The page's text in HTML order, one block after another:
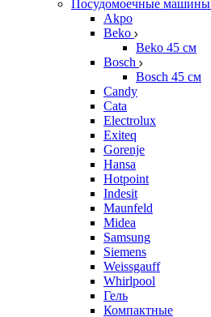
Посудомоечные машины
Akpo
Beko
Beko 45 см
Bosch
Bosch 45 см
Candy
Cata
Electrolux
Exiteq
Gorenje
Hansa
Hotpoint
Indesit
Maunfeld
Midea
Samsung
Siemens
Weissgauff
Whirlpool
Гель
Компактные